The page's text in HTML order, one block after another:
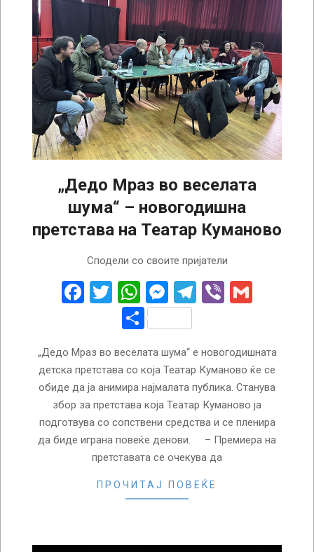
„Дедо Мраз во веселата
шума“ – новогодишна
претстава на Театар Куманово
Сподели со своите пријатели
Facebook
Twitter
WhatsApp
Messenger
Telegram
Viber
Share
„Дедо Мраз во веселата шума“ е новогодишната
детска претстава со која Театар Куманово ќе се
обиде да ја анимира најмалата публика. Станува
збор за претстава која Театар Куманово ја
подготвува со сопствени средства и се пленира
да биде играна повеќе денови. – Премиера на
претставата се очекува да
ПРОЧИТАЈ ПОВЕЌЕ